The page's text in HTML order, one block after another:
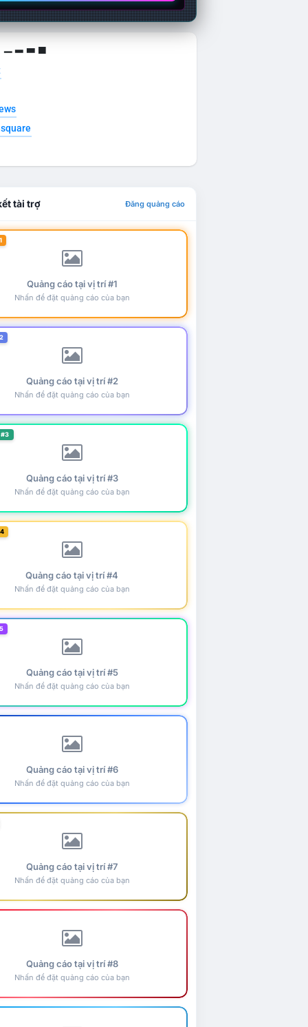
▁ ▂ ▃ ▄
tài trợ Đăng quảng cáo
Quảng cáo tại vị trí #1
Nhấn để đặt quảng cáo của bạn
Quảng cáo tại vị trí #2
Nhấn để đặt quảng cáo của bạn
Quảng cáo tại vị trí #3
Nhấn để đặt quảng cáo của bạn
Quảng cáo tại vị trí #4
Nhấn để đặt quảng cáo của bạn
Quảng cáo tại vị trí #5
Nhấn để đặt quảng cáo của bạn
Quảng cáo tại vị trí #6
Nhấn để đặt quảng cáo của bạn
Quảng cáo tại vị trí #7
Nhấn để đặt quảng cáo của bạn
Quảng cáo tại vị trí #8
Nhấn để đặt quảng cáo của bạn